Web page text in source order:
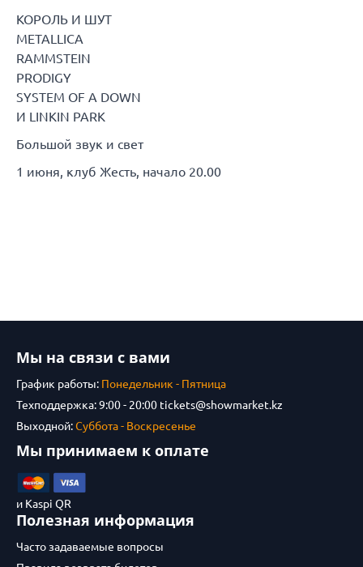
КОРОЛЬ И ШУТ
METALLICA
RAMMSTEIN
PRODIGY
SYSTEM OF A DOWN
И LINKIN PARK
Большой звук и свет
1 июня, клуб Жесть, начало 20.00
Мы на связи с вами
График работы: Понедельник - Пятница
Техподдержка: 9:00 - 20:00 tickets@showmarket.kz
Выходной:Суббота - Воскресенье
Мы принимаем к оплате
и Kaspi QR
Полезная информация
Часто задаваемые вопросы